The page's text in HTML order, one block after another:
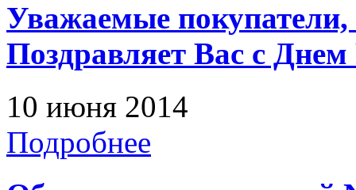
Уважаемые
Поздравляет Вас с Днем
10 июня 2014
Подробнее